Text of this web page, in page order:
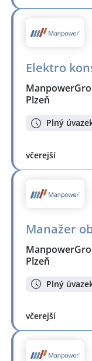
Elektro
Plzeň
Plný
včerejší
Manažer
Plzeň
Plný
včerejší